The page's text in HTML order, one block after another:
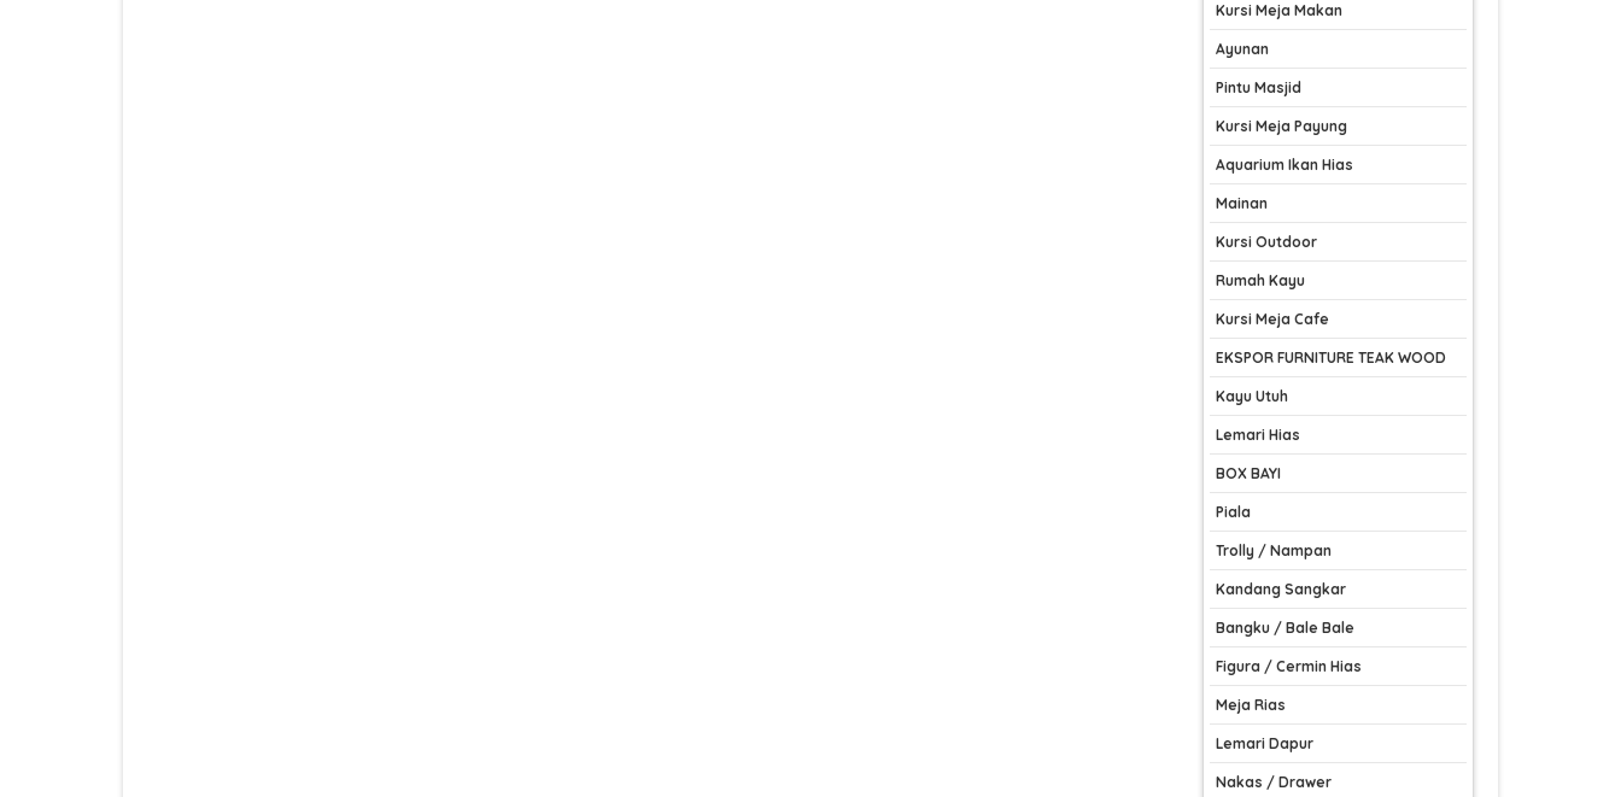
Kursi Meja Makan
Ayunan
Pintu Masjid
Kursi Meja Payung
Aquarium Ikan Hias
Mainan
Kursi Outdoor
Rumah Kayu
Kursi Meja Cafe
EKSPOR FURNITURE TEAK WOOD
Kayu Utuh
Lemari Hias
BOX BAYI
Piala
Trolly / Nampan
Kandang Sangkar
Bangku / Bale Bale
Figura / Cermin Hias
Meja Rias
Lemari Dapur
Nakas / Drawer